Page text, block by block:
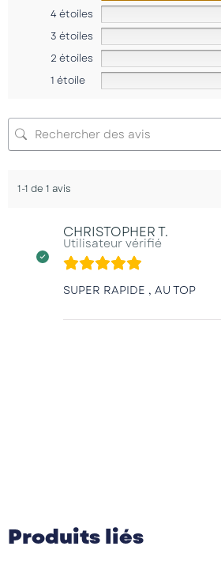
4 étoiles
3 étoiles
2 étoiles
1 étoile
1-1 de 1 avis
CHRISTOPHER T.
Utilisateur vérifié
SUPER RAPIDE , AU TOP
Produits liés